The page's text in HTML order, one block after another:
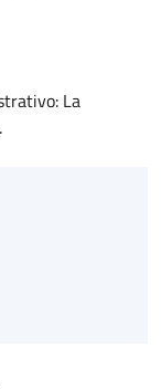
La